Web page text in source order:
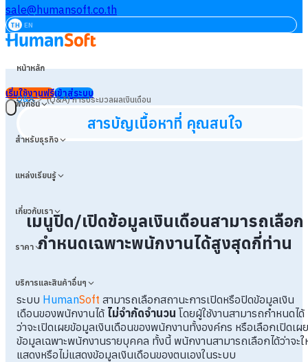
sale@humansoft.co.th
TH EN
หน้าหลัก
ฟังก์ชัน
สำหรับธุรกิจ
แหล่งเรียนรู้
เกี่ยวกับเรา
ราคา
บริการและสินค้าอื่นๆ
เริ่มใช้งานฟรีเข้าสู่ระบบ
Q&A>(Q&A) การประมวลผลเงินเดือน
สารบัญเนื้อหาที่ คุณสนใจ
เมนูปิด/เปิดข้อมูลเงินเดือนสามารถเลือก
กำหนดเฉพาะพนักงานได้สูงสุดกี่ท่าน
ระบบ HumanSoft สามารถเลือกสถานะการเปิดหรือปิดข้อมูลเงิน
เดือนของพนักงานได้ ไม่จำกัดจำนวน โดยผู้ใช้งานสามารถกำหนดได้
ว่าจะเปิดเผยข้อมูลเงินเดือนของพนักงานทั้งองค์กร หรือเลือกเปิดเผย
ข้อมูลเฉพาะพนักงานรายบุคคล ทั้งนี้ พนักงานสามารถเลือกได้ว่าจะใ
แสดงหรือไม่แสดงข้อมูลเงินเดือนของตนเองในระบบ